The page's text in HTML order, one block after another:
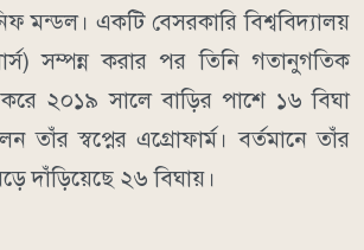
মন্ডল। একটি বেসরকারি বিশ্ববিদ্যালয়
সম্পন্ন করার পর তিনি গতানুগতিক
২০১৯ সালে বাড়ির পাশে ১৬ বিঘা
তাঁর স্বপ্নের এগ্রোফার্ম। বর্তমানে তাঁর
দাঁড়িয়েছে ২৬ বিঘায়।